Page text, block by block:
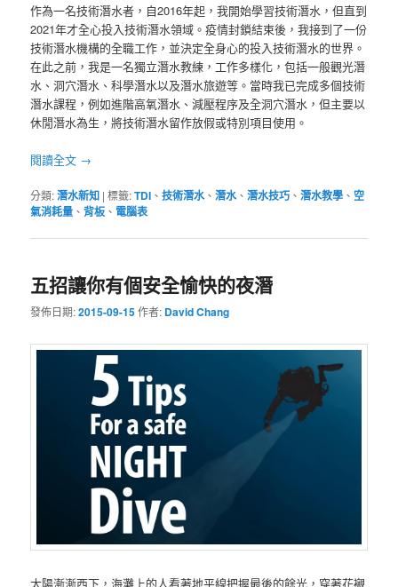
作為一名技術潛水者，自2016年起，我開始學習技術潛水，但直到
2021年才全心投入技術潛水領域。疫情封鎖結束後，我接到了一份
技術潛水機構的全職工作，並決定全身心的投入技術潛水的世界。
在此之前，我是一名獨立潛水教練，工作多樣化，包括一般觀光潛
水、洞穴潛水、科學潛水以及潛水旅遊等。當時我已完成多個技術
潛水課程，例如進階高氧潛水、減壓程序及全洞穴潛水，但主要以
休閒潛水為生，將技術潛水留作放假或特別項目使用。
閱讀全文 →
分類:潛水新知 |標籤:TDI 、技術潛水、潛水、潛水技巧 、潛水教學 、 空
氣消耗量 、背板 、 電腦表
五招讓你有個安全愉快的夜潛
發佈日期:2015-09-15作者: David Chang
太陽漸漸西下，海灘上的人看著地平線把握最後的餘光，穿著花襯